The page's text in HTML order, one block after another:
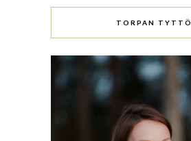
TORPAN TYTTÖ